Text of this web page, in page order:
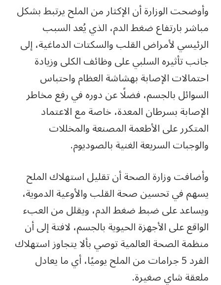
وأوضحت الوزارة أن الإكثار من الملح يرتبط بشكل
مباشر بارتفاع ضغط الدم، الذي يُعد السبب
الرئيسي لأمراض القلب والسكتات الدماغية، إلى
جانب تأثيره السلبي على وظائف الكلى وزيادة
احتمالات الإصابة بهشاشة العظام واحتباس
السوائل بالجسم، فضلًا عن دوره في رفع مخاطر
الإصابة بسرطان المعدة، خاصة مع الاعتماد
المتكرر على الأطعمة المصنعة والمخللات
والوجبات السريعة الغنية بالصوديوم.
وأضافت وزارة الصحة أن تقليل استهلاك الملح
يسهم في تحسين صحة القلب والأوعية الدموية،
ويساعد على ضبط ضغط الدم، ويقلل من العبء
الواقع على الأجهزة الحيوية بالجسم، لافتة إلى أن
منظمة الصحة العالمية توصي بألا يتجاوز استهلاك
الفرد 5 جرامات من الملح يوميًا، أي ما يعادل
ملعقة شاي صغيرة.